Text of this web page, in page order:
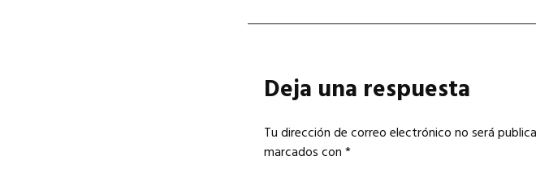
Deja una respuesta
Tu dirección de correo electrónico no será
marcados con*